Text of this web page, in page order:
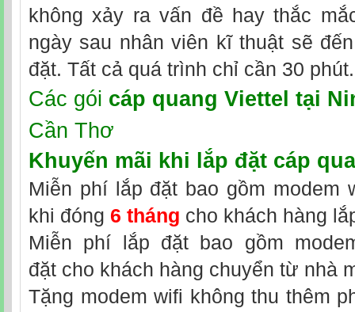
không xảy ra vấn đề hay thắc
ngày sau nhân viên kĩ thuật sẽ
đặt. Tất cả quá trình chỉ cần 30 phút.
Các gói cáp quang Viettel tại
Cần Thơ
Khuyến mãi khi lắp đặt cáp
Miễn phí lắp đặt bao gồm modem
khi đóng 6 tháng cho khách hàng
Miễn phí lắp đặt bao gồm
đặt cho khách hàng chuyển từ nhà
Tặng modem wifi không thu thêm